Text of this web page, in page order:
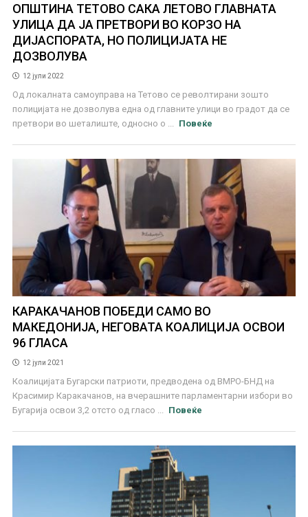
ОПШТИНА ТЕТОВО САКА ЛЕТОВО ГЛАВНАТА
УЛИЦА ДА ЈА ПРЕТВОРИ ВО КОРЗО НА
ДИЈАСПОРАТА, НО ПОЛИЦИЈАТА НЕ
ДОЗВОЛУВА
12 јули 2022
Од локалната самоуправа на Тетово се револтирани зошто
полицијата не дозволува една од главните улици во градот да се
претвори во шеталиште, односно о ...
Повеќе
КАРАКАЧАНОВ ПОБЕДИ САМО ВО
МАКЕДОНИЈА, НЕГОВАТА КОАЛИЦИЈА ОСВОИ
96 ГЛАСА
12 јули 2021
Коалицијата Бугарски патриоти, предводена од ВМРО-БНД на
Красимир Каракачанов, на вчерашните парламентарни избори во
Бугарија освои 3,2 отсто од гласо ...
Повеќе